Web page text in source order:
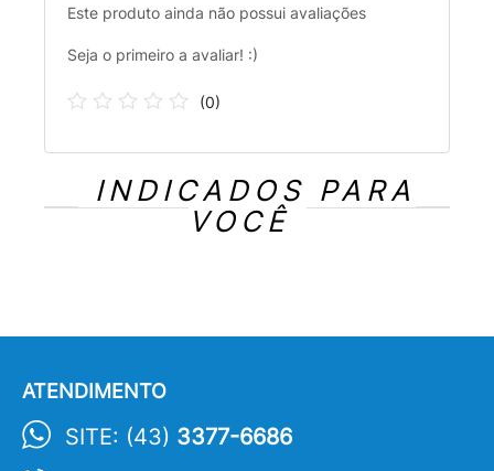
Este produto ainda não possui avaliações
Seja o primeiro a avaliar! :)
(0)
INDICADOS PARA
VOCÊ
ATENDIMENTO
SITE: (43) 3377-6686